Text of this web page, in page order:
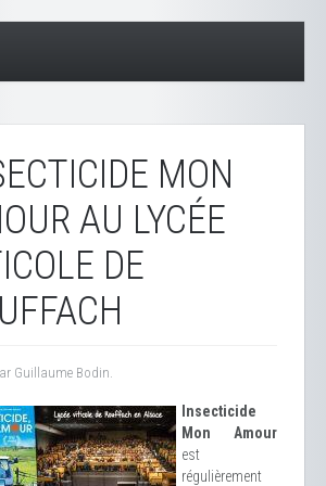
MON
AU LYCÉE
DE
Guillaume Bodin.
Insecticide
Mon Amour
est
régulièrement